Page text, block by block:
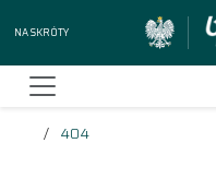
Na skróty
404